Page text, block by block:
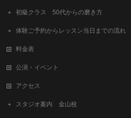
初級クラス 50代からの磨き方
体験ご予約からレッスン当日までの流れ
料金表
公演・イベント
アクセス
スタジオ案内 金山校